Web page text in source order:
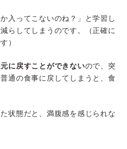
入ってこないのね？」と学習し
らしてしまうのです。（正確に
）
に戻すことができないので、突
通の食事に戻してしまうと、食
状態だと、満腹感を感じられな